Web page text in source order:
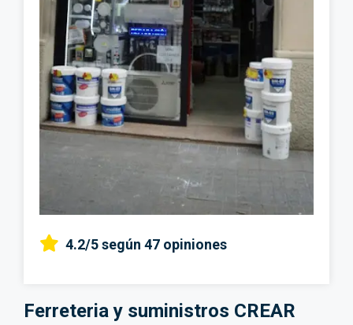
4.2/5según 47 opiniones
Ferreteria y suministros CREAR